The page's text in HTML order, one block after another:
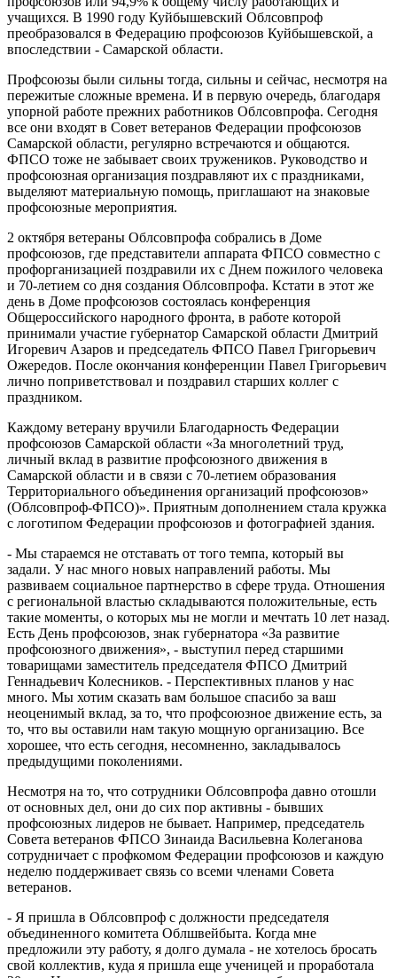
учащихся. В 1990 году Куйбышевский Облсовпроф
преобразовался в Федерацию профсоюзов Куйбышевской, а
впоследствии - Самарской области.
Профсоюзы были сильны тогда, сильны и сейчас, несмотря на
пережитые сложные времена. И в первую очередь, благодаря
упорной работе прежних работников Облсовпрофа. Сегодня
все они входят в Совет ветеранов Федерации профсоюзов
Самарской области, регулярно встречаются и общаются.
ФПСО тоже не забывает своих тружеников. Руководство и
профсоюзная организация поздравляют их с праздниками,
выделяют материальную помощь, приглашают на знаковые
профсоюзные мероприятия.
2 октября ветераны Облсовпрофа собрались в Доме
профсоюзов, где представители аппарата ФПСО совместно с
профорганизацией поздравили их с Днем пожилого человека
и 70-летием со дня создания Облсовпрофа. Кстати в этот же
день в Доме профсоюзов состоялась конференция
Общероссийского народного фронта, в работе которой
принимали участие губернатор Самарской области Дмитрий
Игоревич Азаров и председатель ФПСО Павел Григорьевич
Ожередов. После окончания конференции Павел Григорьевич
лично поприветствовал и поздравил старших коллег с
праздником.
Каждому ветерану вручили Благодарность Федерации
профсоюзов Самарской области «За многолетний труд,
личный вклад в развитие профсоюзного движения в
Самарской области и в связи с 70-летием образования
Территориального объединения организаций профсоюзов»
(Облсовпроф-ФПСО)». Приятным дополнением стала кружка
с логотипом Федерации профсоюзов и фотографией здания.
- Мы стараемся не отставать от того темпа, который вы
задали. У нас много новых направлений работы. Мы
развиваем социальное партнерство в сфере труда. Отношения
с региональной властью складываются положительные, есть
такие моменты, о которых мы не могли и мечтать 10 лет назад.
Есть День профсоюзов, знак губернатора «За развитие
профсоюзного движения», - выступил перед старшими
товарищами заместитель председателя ФПСО Дмитрий
Геннадьевич Колесников. - Перспективных планов у нас
много. Мы хотим сказать вам большое спасибо за ваш
неоценимый вклад, за то, что профсоюзное движение есть, за
то, что вы оставили нам такую мощную организацию. Все
хорошее, что есть сегодня, несомненно, закладывалось
предыдущими поколениями.
Несмотря на то, что сотрудники Облсовпрофа давно отошли
от основных дел, они до сих пор активны - бывших
профсоюзных лидеров не бывает. Например, председатель
Совета ветеранов ФПСО Зинаида Васильевна Колеганова
сотрудничает с профкомом Федерации профсоюзов и каждую
неделю поддерживает связь со всеми членами Совета
ветеранов.
- Я пришла в Облсовпроф с должности председателя
объединенного комитета Облшвейбыта. Когда мне
предложили эту работу, я долго думала - не хотелось бросать
свой коллектив, куда я пришла еще ученицей и проработала